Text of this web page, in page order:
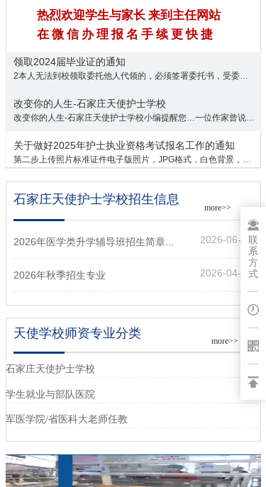
联
系
方
式
联系电话:189319957420311-83875412报名Q
278688217
详细>>
2026年医学类升学辅导班招生简章... 2026-06-27
2026年秋季招生专业 2026-04-25
天使学校师资专业分类
石家庄天使护士学校招生信息
热烈欢迎学生与家长 来到主任网站
在 微 信 办 理 报 名 手 续 更 快 捷
石家庄天使护士学校
学生就业与部队医院
军医学院/省医科大老师任教
more>>
more>>